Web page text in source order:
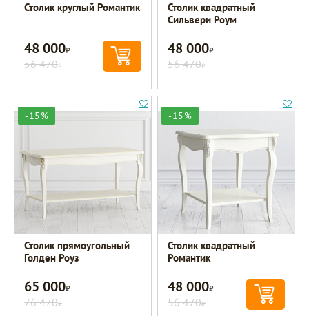
Столик круглый Романтик
48 000Р
56 470Р
Столик квадратный
Сильвери Роум
48 000Р
56 470Р
-15%
Столик прямоугольный
Голден Роуз
65 000Р
76 470Р
-15%
Столик квадратный
Романтик
48 000Р
56 470Р